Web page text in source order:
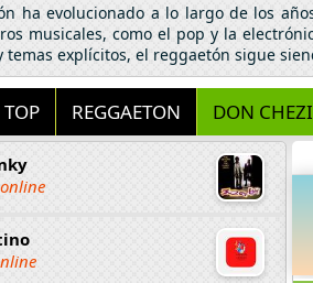
ha evolucionado a lo largo de los
musicales, como el pop y la
temas explícitos, el reggaetón sigue
TOP REGGAETON DON